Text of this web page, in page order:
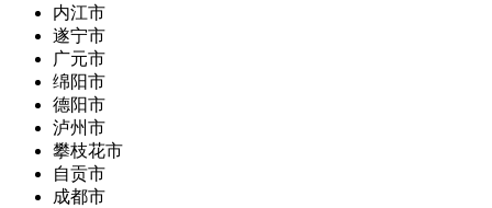
内江市
遂宁市
广元市
绵阳市
德阳市
泸州市
攀枝花市
自贡市
成都市